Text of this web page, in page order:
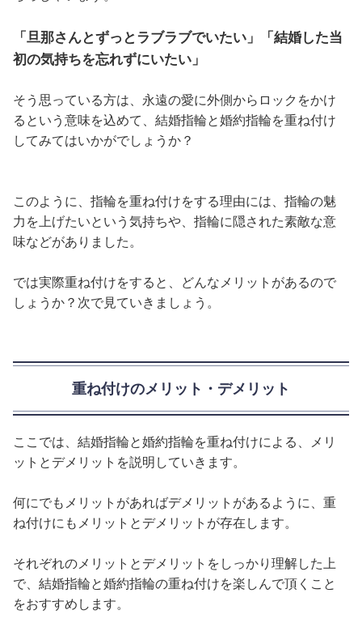
「旦那さんとずっとラブラブでいたい」「結婚した当
初の気持ちを忘れずにいたい」
そう思っている方は、永遠の愛に外側からロックをかけ
るという意味を込めて、結婚指輪と婚約指輪を重ね付け
してみてはいかがでしょうか？
このように、指輪を重ね付けをする理由には、指輪の魅
力を上げたいという気持ちや、指輪に隠された素敵な意
味などがありました。
では実際重ね付けをすると、どんなメリットがあるので
しょうか？次で見ていきましょう。
重ね付けのメリット・デメリット
ここでは、結婚指輪と婚約指輪を重ね付けによる、メリ
ットとデメリットを説明していきます。
何にでもメリットがあればデメリットがあるように、重
ね付けにもメリットとデメリットが存在します。
それぞれのメリットとデメリットをしっかり理解した上
で、結婚指輪と婚約指輪の重ね付けを楽しんで頂くこと
をおすすめします。